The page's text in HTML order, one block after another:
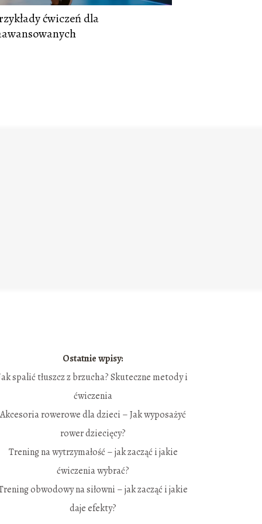
ćwiczeń dla
Ostatnie wpisy:
spalić tłuszcz z brzucha? Skuteczne metody i
ćwiczenia
Akcesoria rowerowe dla dzieci – Jak wyposażyć
rower dziecięcy?
Trening na wytrzymałość – jak zacząć i jakie
ćwiczenia wybrać?
obwodowy na siłowni – jak zacząć i jakie
daje efekty?